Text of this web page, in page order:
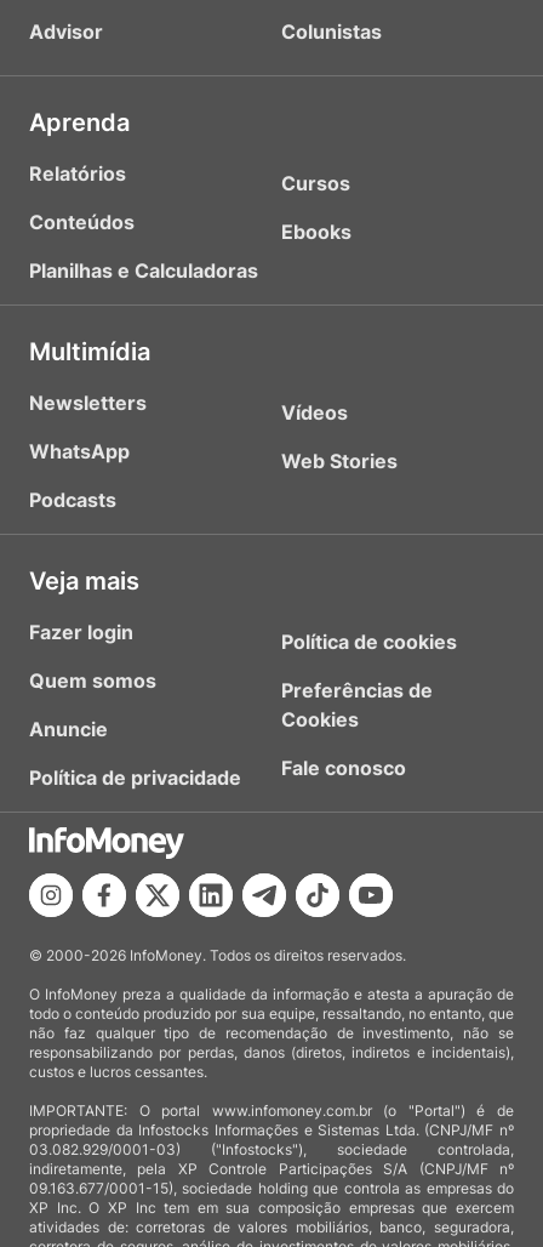
Advisor
Colunistas
Aprenda
Relatórios
Conteúdos
Planilhas e Calculadoras
Cursos
Ebooks
Multimídia
Newsletters
WhatsApp
Podcasts
Vídeos
Web Stories
Veja mais
Fazer login
Quem somos
Anuncie
Política de privacidade
Política de cookies
Preferências de
Cookies
Fale conosco
© 2000-2026 InfoMoney. Todos os direitos reservados.
O InfoMoney preza a qualidade da informação e atesta a apuração de
todo o conteúdo produzido por sua equipe, ressaltando, no entanto, que
não faz qualquer tipo de recomendação de investimento, não se
responsabilizando por perdas, danos (diretos, indiretos e incidentais),
custos e lucros cessantes.
IMPORTANTE: O portal www.infomoney.com.br (o "Portal") é de
propriedade da Infostocks Informações e Sistemas Ltda. (CNPJ/MF nº
03.082.929/0001-03) ("Infostocks"), sociedade controlada,
indiretamente, pela XP Controle Participações S/A (CNPJ/MF nº
09.163.677/0001-15), sociedade holding que controla as empresas do
XP Inc. O XP Inc tem em sua composição empresas que exercem
atividades de: corretoras de valores mobiliários, banco, seguradora,